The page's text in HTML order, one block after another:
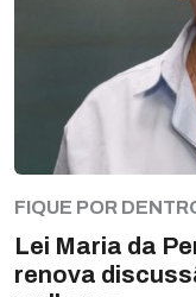
FIQUE POR
Lei Maria da
renova